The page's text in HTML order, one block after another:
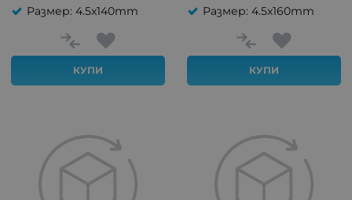
Размер: 4.5x140mm
КУПИ
Размер: 4.5x160mm
КУПИ